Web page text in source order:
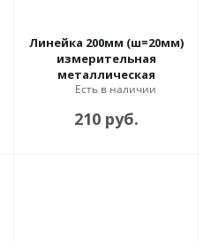
Линейка 200мм (ш=20мм)
измерительная
металлическая
Есть в наличии
210 руб.